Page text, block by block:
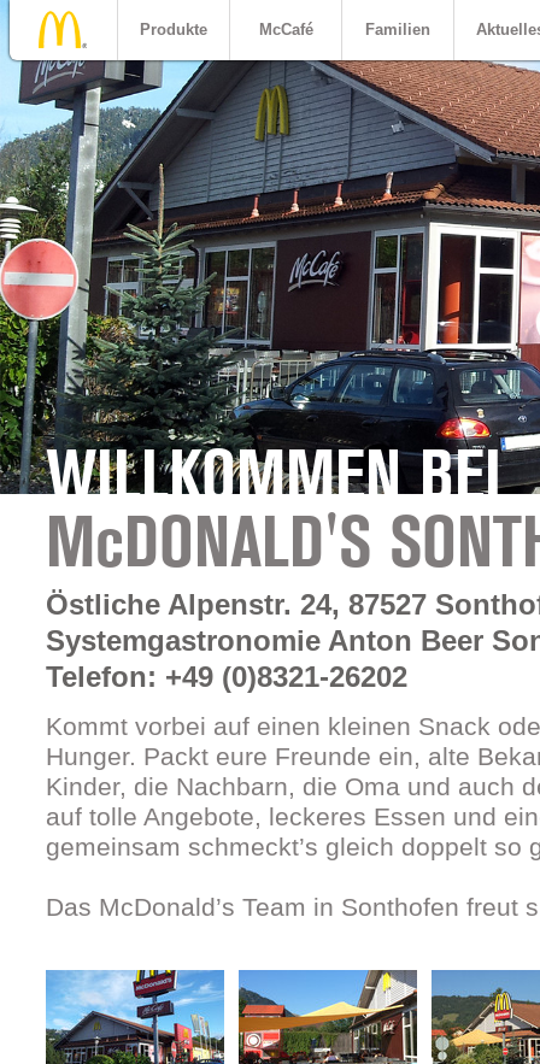
Produkte McCafé Familien
WILLKOMMEN BEI
McDONALD'S
Östliche Alpenstr. 24, 87527
Systemgastronomie Anton Beer
Telefon: +49 (0)8321-26202
Kommt vorbei auf einen kleinen Snack
Hunger. Packt eure Freunde ein, alte
Kinder, die Nachbarn, die Oma und auch
auf tolle Angebote, leckeres Essen und
gemeinsam schmeckt’s gleich doppelt so
Das McDonald’s Team in Sonthofen freut